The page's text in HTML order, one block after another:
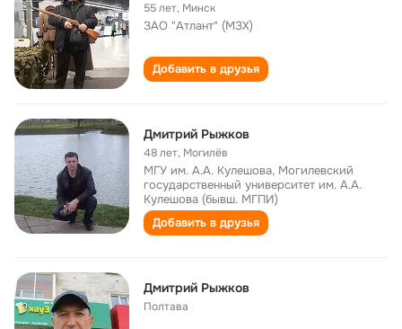
55 лет, Минск
ЗАО "Атлант" (МЗХ)
Добавить в друзья
Дмитрий Рыжков
48 лет, Могилёв
МГУ им. А.А. Кулешова, Могилевский
государственный университет им. А.А.
Кулешова (бывш. МГПИ)
Добавить в друзья
Дмитрий Рыжков
Полтава